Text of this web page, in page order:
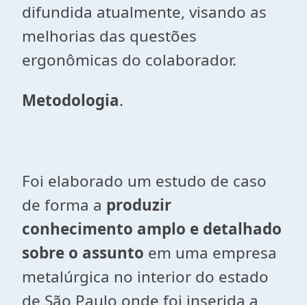
difundida atualmente, visando as
melhorias das questões
ergonômicas do colaborador.
Metodologia.
Foi elaborado um estudo de caso
de forma a produzir
conhecimento amplo e detalhado
sobre o assunto em uma empresa
metalúrgica no interior do estado
de São Paulo onde foi inserida a